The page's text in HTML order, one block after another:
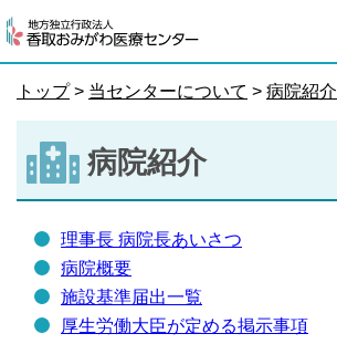
文
動
トップ> 当センターについて > 病院紹介
病院紹介
理事長 病院長あいさつ
病院概要
施設基準届出一覧
厚生労働大臣が定める掲示事項